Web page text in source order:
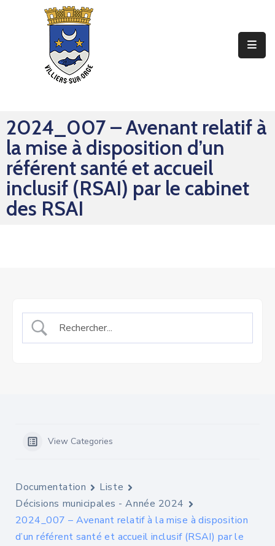
Mes
Sorties
Mes
Démarches
2024_007 – Avenant relatif à
la mise à disposition d’un
référent santé et accueil
inclusif (RSAI) par le cabinet
des RSAI
View Categories
Documentation
Liste
Décisions municipales - Année 2024
2024_007 – Avenant relatif à la mise à disposition
d’un référent santé et accueil inclusif (RSAI) par le